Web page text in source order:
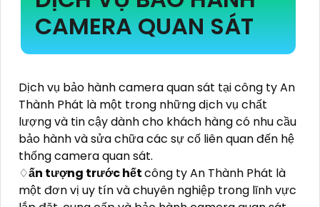
CAMERA QUAN SÁT
Dịch vụ bảo hành camera quan sát tại công ty An
Thành Phát là một trong những dịch vụ chất
lượng và tin cậy dành cho khách hàng có nhu cầu
bảo hành và sửa chữa các sự cố liên quan đến hệ
thống camera quan sát.
♢ấn tượng trước hếtcông ty An Thành Phát là
một đơn vị uy tín và chuyên nghiệp trong lĩnh vực